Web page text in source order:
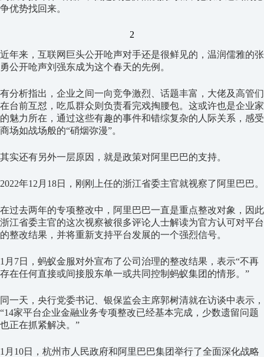
争优势找回来。
2
近年来，互联网巨头公开呛声对手还是很鲜见的，温润儒雅的张
勇公开呛声刘强东成为这个春天的先例。
有分析指出，企业之间一向竞争激烈、话题丰富，大佬及高管们
在台前互怼，吃瓜群众则负责看完戏掏腰包。这或许也是企业家
的魅力所在，通过这些有趣的事件和错综复杂的人际关系，感受
商场如战场般的“硝烟弥漫”。
其实还有另外一层原因，就是政策对阿里巴巴的支持。
2022年12月18日，刚刚上任的浙江省委主官就视察了阿里巴巴。
在过去两年的专项整改中，阿里巴巴一直是重点整改对象，因此
浙江省委主官的这次视察被很多评论人士解读为官方认可对平台
的整改结果，并将重新支持平台发展的一个强烈信号。
1月7日，蚂蚁金服对外宣布了公司治理的整改结果，表示“不再
存在任何直接或间接股东单一或共同控制蚂蚁集团的情形。”
同一天，央行党委书记、银保监会主席郭树清就在访谈中表示，
“14家平台企业金融业务专项整改已经基本完成，少数遗留问题
也正在抓紧解决。”
1月10日，杭州市人民政府和阿里巴巴集团举行了全面深化战略